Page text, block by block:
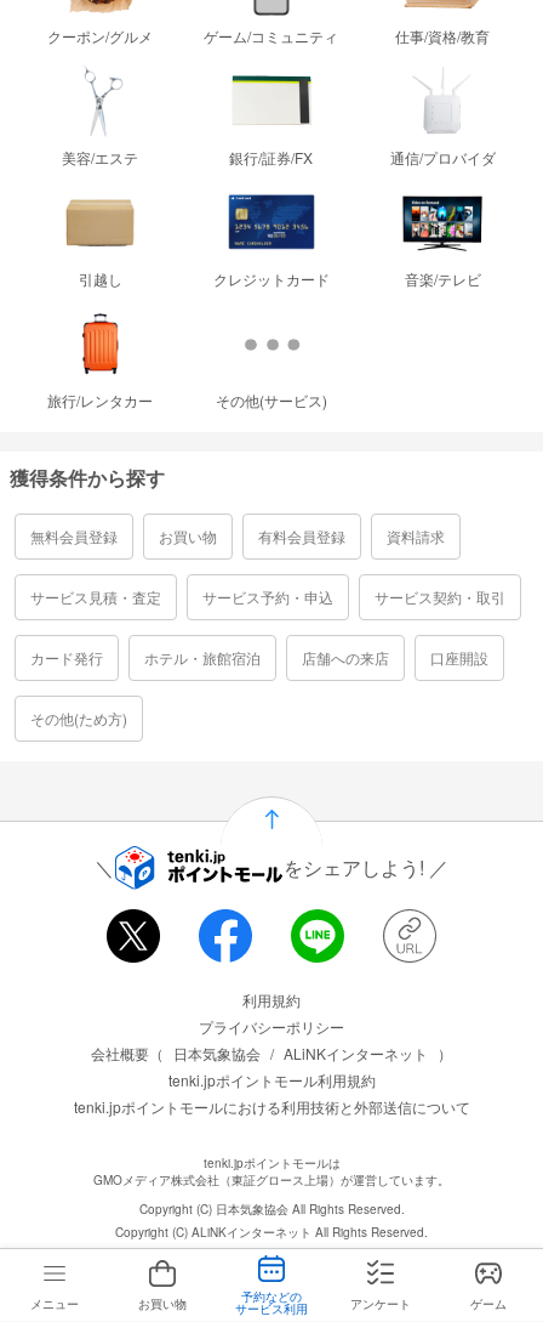
メニュー お買い物 予約などの
サービス利用 アンケート ゲーム
クーポン/グルメ ゲーム/コミュニティ 仕事/資格/教育
美容/エステ 銀行/証券/FX 通信/プロバイダ
引越し クレジットカード 音楽/テレビ
旅行/レンタカー その他(サービス)
獲得条件から探す
無料会員登録 お買い物 有料会員登録 資料請求
サービス見積・査定 サービス予約・申込 サービス契約・取引
カード発行 ホテル・旅館宿泊 店舗への来店 口座開設
その他(ため方)
をシェアしよう!
利用規約
プライバシーポリシー
会社概要（
日本気象協会 / ALiNKインターネット
）
tenki.jpポイントモール利用規約
tenki.jpポイントモールにおける利用技術と外部送信について
tenki.jpポイントモールは
GMOメディア株式会社（東証グロース上場）が運営しています。
Copyright (C) 日本気象協会 All Rights Reserved.
Copyright (C) ALiNKインターネット All Rights Reserved.